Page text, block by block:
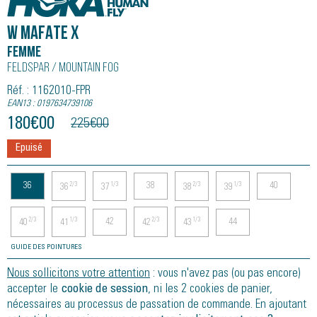
W MAFATE X
Femme
Feldspar / Mountain Fog
Réf. : 1162010-FPR
EAN13 : 0197634739106
180€00 225€00
Epuisé
36 362/3 37 1/3 38 382/3 39 1/3 40
402/3 41 1/3 42 422/3 43 1/3 44
GUIDE DES POINTURES
Nous sollicitons votre attention : vous n'avez pas (ou pas encore)
accepter le cookie de session, ni les 2 cookies de panier,
nécessaires au processus de passation de commande. En ajoutant